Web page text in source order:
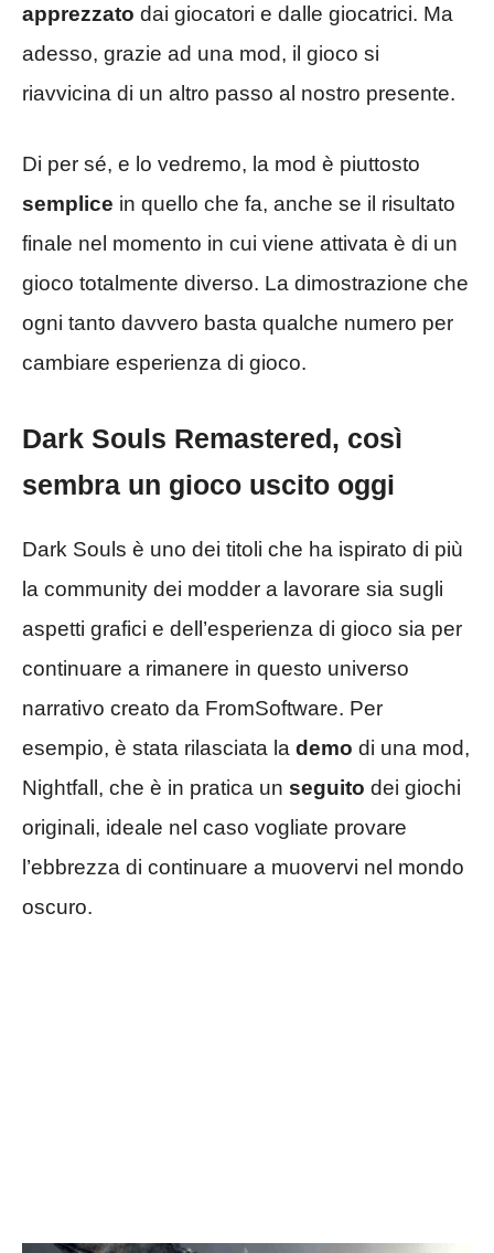
apprezzato dai giocatori e dalle giocatrici. Ma
adesso, grazie ad una mod, il gioco si
riavvicina di un altro passo al nostro presente.
Di per sé, e lo vedremo, la mod è piuttosto
semplice in quello che fa, anche se il risultato
finale nel momento in cui viene attivata è di un
gioco totalmente diverso. La dimostrazione che
ogni tanto davvero basta qualche numero per
cambiare esperienza di gioco.
Dark Souls Remastered, così
sembra un gioco uscito oggi
Dark Souls è uno dei titoli che ha ispirato di più
la community dei modder a lavorare sia sugli
aspetti grafici e dell’esperienza di gioco sia per
continuare a rimanere in questo universo
narrativo creato da FromSoftware. Per
esempio, è stata rilasciata la demo di una mod,
Nightfall, che è in pratica un seguito dei giochi
originali, ideale nel caso vogliate provare
l’ebbrezza di continuare a muovervi nel mondo
oscuro.